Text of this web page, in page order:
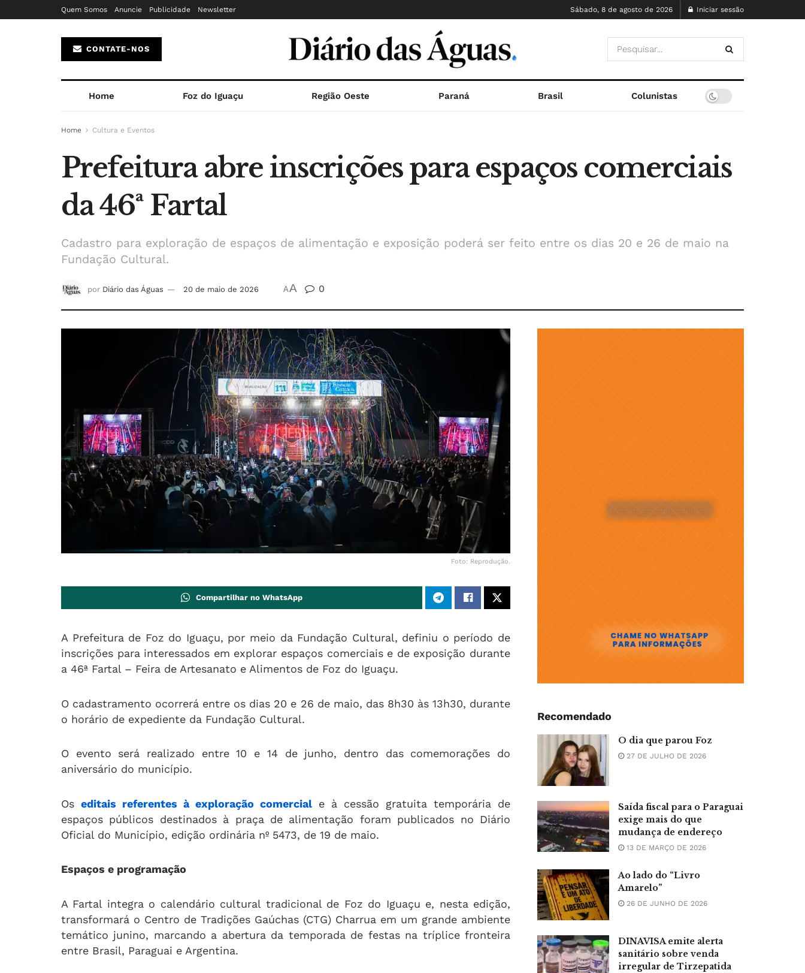
Quem Somos Anuncie Publicidade Newsletter Sábado, 8 de agosto de 2026 Iniciar sessão
CONTATE-NOS
Home Foz do Iguaçu Região Oeste Paraná Brasil Colunistas
Home Cultura e Eventos
Prefeitura abre inscrições para espaços comerciais
da 46ª Fartal
Cadastro para exploração de espaços de alimentação e exposição poderá ser feito entre os dias 20 e 26 de maio na
Fundação Cultural.
por Diário das Águas 20 de maio de 2026 AA 0
Foto: Reprodução.
Compartilhar no WhatsApp
A Prefeitura de Foz do Iguaçu, por meio da Fundação Cultural, definiu o período de
inscrições para interessados em explorar espaços comerciais e de exposição durante
a 46ª Fartal – Feira de Artesanato e Alimentos de Foz do Iguaçu.
O cadastramento ocorrerá entre os dias 20 e 26 de maio, das 8h30 às 13h30, durante
o horário de expediente da Fundação Cultural.
O evento será realizado entre 10 e 14 de junho, dentro das comemorações do
aniversário do município.
Os editais referentes à exploração comercial e à cessão gratuita temporária de
espaços públicos destinados à praça de alimentação foram publicados no Diário
Oficial do Município, edição ordinária nº 5473, de 19 de maio.
Espaços e programação
A Fartal integra o calendário cultural tradicional de Foz do Iguaçu e, nesta edição,
transformará o Centro de Tradições Gaúchas (CTG) Charrua em um grande ambiente
temático junino, marcando a abertura da temporada de festas na tríplice fronteira
entre Brasil, Paraguai e Argentina.
Recomendado
O dia que parou Foz
27 DE JULHO DE 2026
Saída fiscal para o Paraguai
exige mais do que
mudança de endereço
13 DE MARÇO DE 2026
Ao lado do “Livro
Amarelo”
26 DE JUNHO DE 2026
DINAVISA emite alerta
sanitário sobre venda
irregular de Tirzepatida